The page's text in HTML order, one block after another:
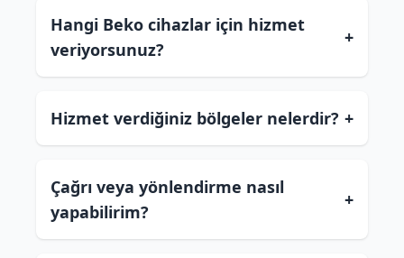
Hangi Beko cihazlar için hizmet
veriyorsunuz?
+
Hizmet verdiğiniz bölgeler nelerdir? +
Çağrı veya yönlendirme nasıl
yapabilirim?
+